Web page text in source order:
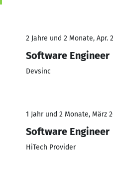
2 Jahre und 2 Monate, Apr.
Software Engineer
Devsinc
1 Jahr und 2 Monate, März
Software Engineer
HiTech Provider